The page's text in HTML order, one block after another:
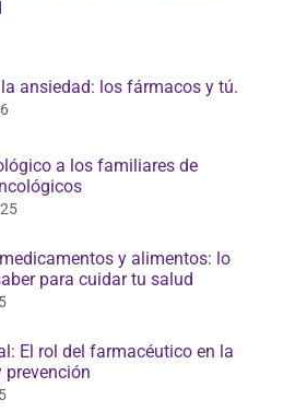
ansiedad: los fármacos y tú.
a los familiares de
y alimentos: lo
para cuidar tu salud
El rol del farmacéutico en la
prevención